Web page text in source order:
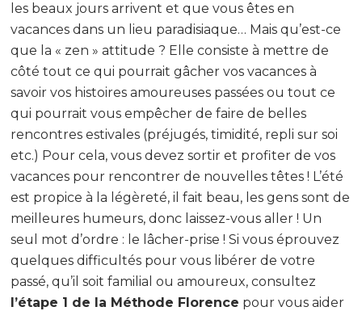
les beaux jours arrivent et que vous êtes en
vacances dans un lieu paradisiaque… Mais qu’est-ce
que la « zen » attitude ? Elle consiste à mettre de
côté tout ce qui pourrait gâcher vos vacances à
savoir vos histoires amoureuses passées ou tout ce
qui pourrait vous empêcher de faire de belles
rencontres estivales (préjugés, timidité, repli sur soi
etc.) Pour cela, vous devez sortir et profiter de vos
vacances pour rencontrer de nouvelles têtes ! L’été
est propice à la légèreté, il fait beau, les gens sont de
meilleures humeurs, donc laissez-vous aller ! Un
seul mot d’ordre : le lâcher-prise ! Si vous éprouvez
quelques difficultés pour vous libérer de votre
passé, qu’il soit familial ou amoureux, consultez
l’étape 1 de la Méthode Florence pour vous aider